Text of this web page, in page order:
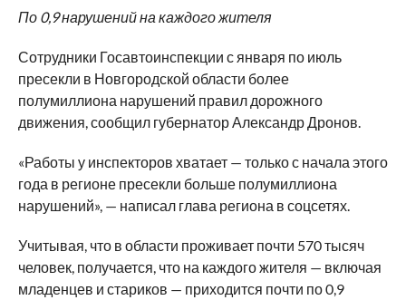
По 0,9 нарушений на каждого жителя
Сотрудники Госавтоинспекции с января по июль
пресекли в Новгородской области более
полумиллиона нарушений правил дорожного
движения, сообщил губернатор Александр Дронов.
«Работы у инспекторов хватает — только с начала этого
года в регионе пресекли больше полумиллиона
нарушений», — написал глава региона в соцсетях.
Учитывая, что в области проживает почти 570 тысяч
человек, получается, что на каждого жителя — включая
младенцев и стариков — приходится почти по 0,9